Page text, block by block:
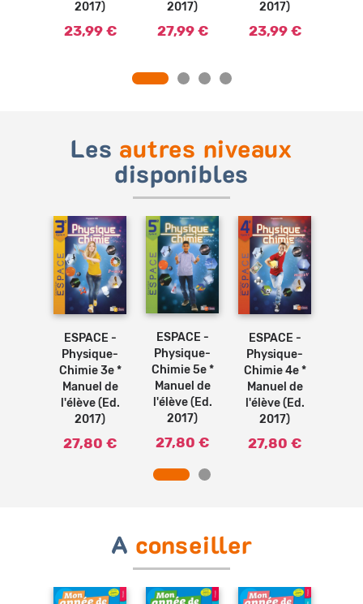
2017)
23,99 €
2017)
27,99 €
2017)
23,99 €
Les autres niveaux
disponibles
Ajouter
au
ESPACE -
Physique-
Chimie 3e *
Manuel de
l'élève (Ed.
2017)
27,80 €
Ajouter
au
ESPACE -
Physique-
Chimie 5e *
Manuel de
l'élève (Ed.
2017)
27,80 €
Ajouter
au
ESPACE -
Physique-
Chimie 4e *
Manuel de
l'élève (Ed.
2017)
27,80 €
A conseiller